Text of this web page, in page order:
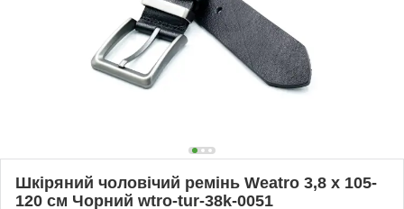
Шкіряний чоловічий ремінь Weatro 3,8 х 105-
120 см Чорний wtro-tur-38k-0051